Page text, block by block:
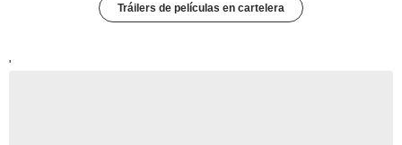
Tráilers de películas en cartelera
'